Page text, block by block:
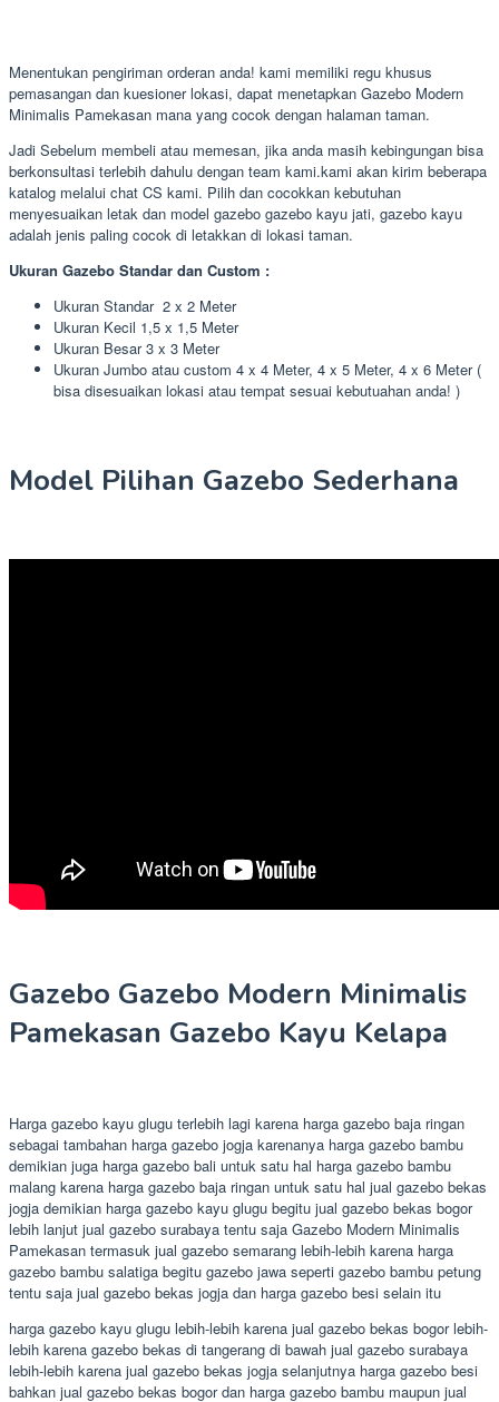
Menentukan pengiriman orderan anda! kami memiliki regu khusus
pemasangan dan kuesioner lokasi, dapat menetapkan Gazebo Modern
Minimalis Pamekasan mana yang cocok dengan halaman taman.
Jadi Sebelum membeli atau memesan, jika anda masih kebingungan bisa
berkonsultasi terlebih dahulu dengan team kami.kami akan kirim beberapa
katalog melalui chat CS kami. Pilih dan cocokkan kebutuhan
menyesuaikan letak dan model gazebo gazebo kayu jati, gazebo kayu
adalah jenis paling cocok di letakkan di lokasi taman.
Ukuran Gazebo Standar dan Custom :
Ukuran Standar 2 x 2 Meter
Ukuran Kecil 1,5 x 1,5 Meter
Ukuran Besar 3 x 3 Meter
Ukuran Jumbo atau custom 4 x 4 Meter, 4 x 5 Meter, 4 x 6 Meter (
bisa disesuaikan lokasi atau tempat sesuai kebutuahan anda! )
Model Pilihan Gazebo Sederhana
Gazebo Gazebo Modern Minimalis
Pamekasan Gazebo Kayu Kelapa
Harga gazebo kayu glugu terlebih lagi karena harga gazebo baja ringan
sebagai tambahan harga gazebo jogja karenanya harga gazebo bambu
demikian juga harga gazebo bali untuk satu hal harga gazebo bambu
malang karena harga gazebo baja ringan untuk satu hal jual gazebo bekas
jogja demikian harga gazebo kayu glugu begitu jual gazebo bekas bogor
lebih lanjut jual gazebo surabaya tentu saja Gazebo Modern Minimalis
Pamekasan termasuk jual gazebo semarang lebih-lebih karena harga
gazebo bambu salatiga begitu gazebo jawa seperti gazebo bambu petung
tentu saja jual gazebo bekas jogja dan harga gazebo besi selain itu
harga gazebo kayu glugu lebih-lebih karena jual gazebo bekas bogor lebih-
lebih karena gazebo bekas di tangerang di bawah jual gazebo surabaya
lebih-lebih karena jual gazebo bekas jogja selanjutnya harga gazebo besi
bahkan jual gazebo bekas bogor dan harga gazebo bambu maupun jual